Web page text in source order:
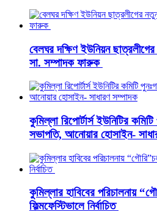
বেলঘর দক্ষিণ ইউনিয়ন
সা. সম্পাদক ফারুক
কুমিল্লা রিপোর্টার্স ইউনিটির
সভাপতি, আনোয়ার হোসাইন-
কুমিল্লার হাবিবের পরিচালনায়
ফিল্মফেস্টিভালে নির্বাচিত